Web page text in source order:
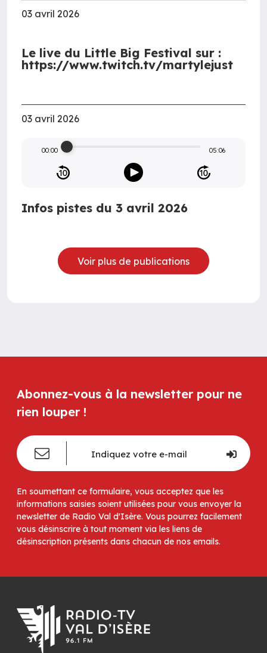
03 avril 2026
Le live du Little Big Festival sur :
https://www.twitch.tv/martylejust
03 avril 2026
00:00 05:06
Infos pistes du 3 avril 2026
Voir plus de publications
Abonnez-vous à la newsletter pour ne
rien louper !
En soumettant ce formulaire, vous acceptez que les
informations saisies soient utilisées pour vous envoyer la
newsletter de Radio Val d'Isère. Vous pourrez facilement
vous désinscrire à tout moment via les liens de
désinscription présents dans chacun de nos emails.